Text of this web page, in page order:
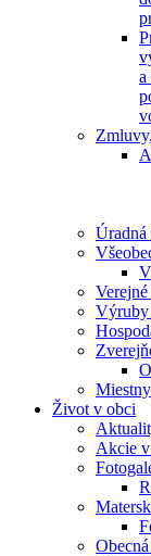
a
Úradná
Výruby
Život v obci
Akcie